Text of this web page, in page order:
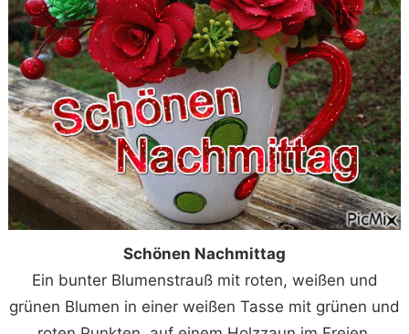
Schönen Nachmittag
Ein bunter Blumenstrauß mit roten, weißen und
grünen Blumen in einer weißen Tasse mit grünen und